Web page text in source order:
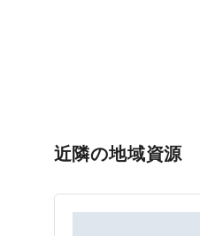
近隣の地域資源